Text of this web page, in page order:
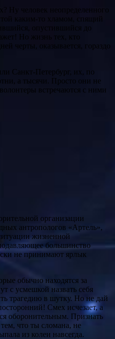
Ну человек неопределенного
каким-то хламом, спящий
опустившийся до
Но жизнь тех, кто
черты, оказывается, гораздо
Санкт-Петербург, их, по
а тысячи. Просто они не
встречаются с ними
организации
антропологов «Артель»,
жизненной
большинство
не принимают ярлык
обычно находятся за
с усмешкой назвать себя
трагедию в шутку. Но не дай
Смех исчезает, а
оборонительным. Признать
тем, что ты сломана, не
из колеи навсегда.